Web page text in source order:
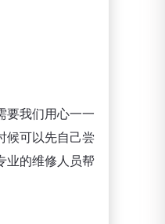
要我们用心一一
候可以先自己尝
业的维修人员帮